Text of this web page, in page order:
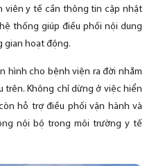
viên y tế cần thông tin cập nhật
thống giúp điều phối nội dung
gian hoạt động.
hình cho bệnh viện ra đời nhằm
trên. Không chỉ dừng ở việc hiển
hỗ trợ điều phối vận hành và
nội bộ trong môi trường y tế